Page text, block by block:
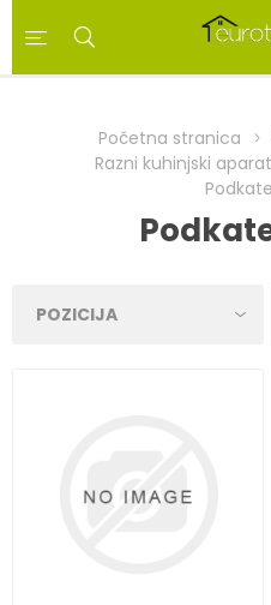
Početna stranica
Razni kuhinjski